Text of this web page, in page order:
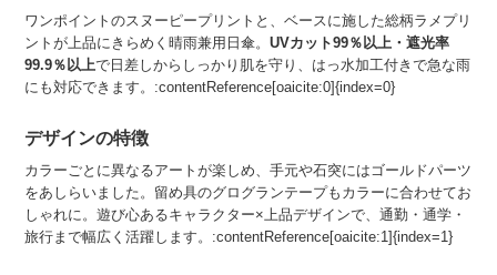
ワンポイントのスヌーピープリントと、ベースに施した総柄ラメプリ
ントが上品にきらめく晴雨兼用日傘。UVカット99％以上・遮光率
99.9％以上で日差しからしっかり肌を守り、はっ水加工付きで急な雨
にも対応できます。:contentReference[oaicite:0]{index=0}
デザインの特徴
カラーごとに異なるアートが楽しめ、手元や石突にはゴールドパーツ
をあしらいました。留め具のグログランテープもカラーに合わせてお
しゃれに。遊び心あるキャラクター×上品デザインで、通勤・通学・
旅行まで幅広く活躍します。:contentReference[oaicite:1]{index=1}